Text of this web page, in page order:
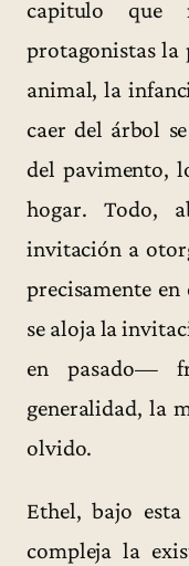
capitulo que
protagonistas la
animal, la
caer del árbol
del pavimento,
hogar. Todo,
invitación a
precisamente en
se aloja la
en pasado—
generalidad, la
olvido.
Ethel, bajo
compleja la